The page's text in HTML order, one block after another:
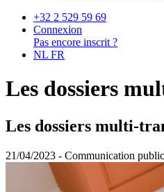
+32 2 529 59 69
Connexion
Pas encore inscrit ?
NL FR
Les dossiers
Les dossiers multi-
21/04/2023 - Communication